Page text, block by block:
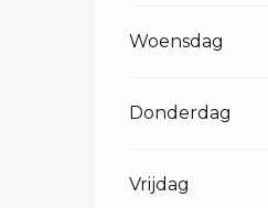
Woensdag
Donderdag
Vrijdag